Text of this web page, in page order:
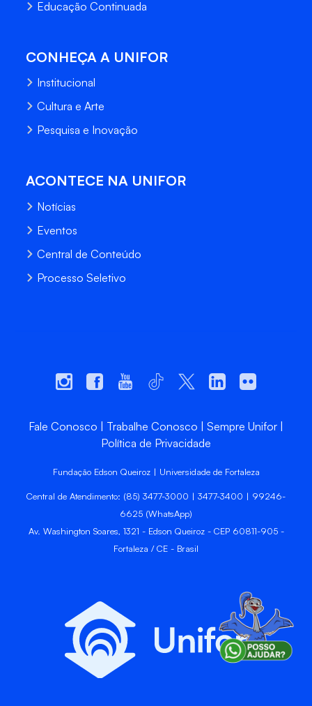
Educação Continuada
CONHEÇA A UNIFOR
Institucional
Cultura e Arte
Pesquisa e Inovação
ACONTECE NA UNIFOR
Notícias
Eventos
Central de Conteúdo
Processo Seletivo
Fale Conosco Trabalhe Conosco
Sempre Unifor
Política de Privacidade
Fundação Edson Queiroz | Universidade de Fortaleza
Central de Atendimento: (85) 3477-3000 | 3477-3400 | 99246-
6625 (WhatsApp)
Av. Washington Soares, 1321 - Edson Queiroz - CEP 60811-905 -
Fortaleza / CE - Brasil